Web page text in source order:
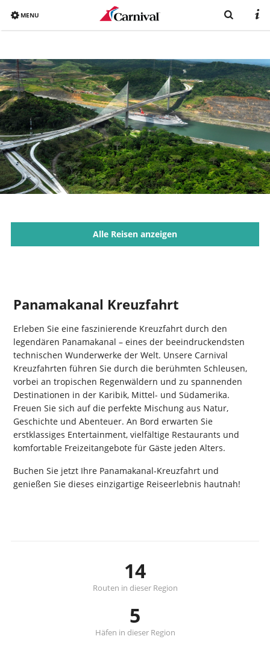
Overview
Bereits gebucht?
Reiseziele
Buchen
Schiffe
Urlaub mit Carnival
Katalog
MENU
Alle Reisen anzeigen
Panamakanal Kreuzfahrt
Erleben Sie eine faszinierende Kreuzfahrt durch den
legendären Panamakanal – eines der beeindruckendsten
technischen Wunderwerke der Welt. Unsere Carnival
Kreuzfahrten führen Sie durch die berühmten Schleusen,
vorbei an tropischen Regenwäldern und zu spannenden
Destinationen in der Karibik, Mittel- und Südamerika.
Freuen Sie sich auf die perfekte Mischung aus Natur,
Geschichte und Abenteuer. An Bord erwarten Sie
erstklassiges Entertainment, vielfältige Restaurants und
komfortable Freizeitangebote für Gäste jeden Alters.
Buchen Sie jetzt Ihre Panamakanal-Kreuzfahrt und
genießen Sie dieses einzigartige Reiseerlebnis hautnah!
14
Routen in dieser Region
5
Häfen in dieser Region